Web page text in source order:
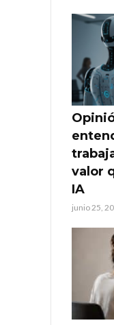
valor
IA
junio 25,